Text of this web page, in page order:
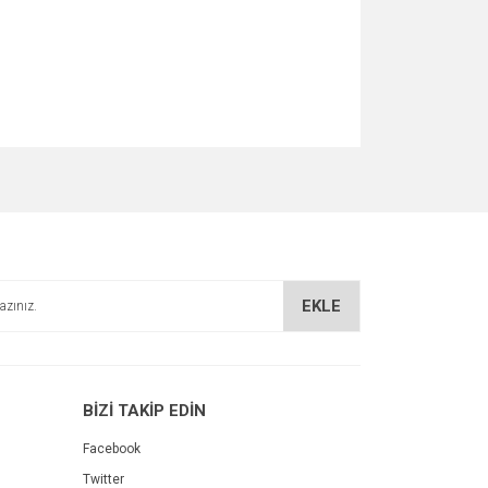
EKLE
BİZİ TAKİP EDİN
Facebook
Twitter